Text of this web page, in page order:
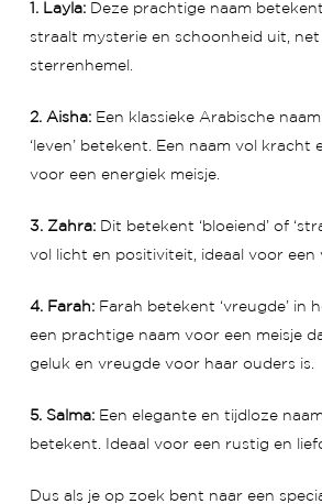
1. Layla:Deze prachtige naam betekent
straalt mysterie en schoonheid uit, net
sterrenhemel.
2. Aisha:Een klassieke Arabische naam
‘leven’ betekent. Een naam vol kracht
voor een energiek meisje.
3. Zahra:Dit betekent ‘bloeiend’ of
vol licht en positiviteit, ideaal voor een
4. Farah:Farah betekent ‘vreugde’ in
een prachtige naam voor een meisje
geluk en vreugde voor haar ouders is.
5. Salma:Een elegante en tijdloze naam
betekent. Ideaal voor een rustig en
Dus als je op zoek bent naar een